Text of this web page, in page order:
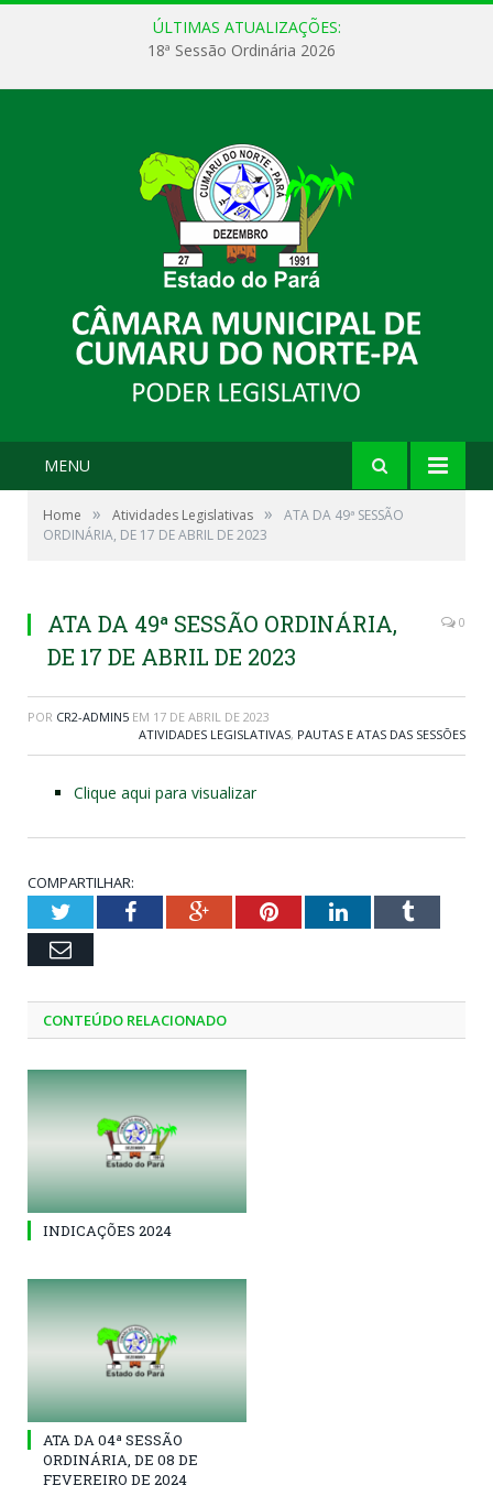
ÚLTIMAS ATUALIZAÇÕES:
18ª Sessão Ordinária 2026
MENU
Home » Atividades Legislativas »
ATA DA 49ª SESSÃO
ORDINÁRIA, DE 17 DE ABRIL DE 2023
ATA DA 49ª SESSÃO ORDINÁRIA,
DE 17 DE ABRIL DE 2023
0
POR CR2-ADMIN5 EM 17 DE ABRIL DE 2023
ATIVIDADES LEGISLATIVAS, PAUTAS E ATAS DAS SESSÕES
Clique aqui para visualizar
COMPARTILHAR:
TwitterFacebookGoogle+PinterestLinkedInTumblr
Email
CONTEÚDO RELACIONADO
INDICAÇÕES 2024
ATA DA 04ª SESSÃO
ORDINÁRIA, DE 08 DE
FEVEREIRO DE 2024